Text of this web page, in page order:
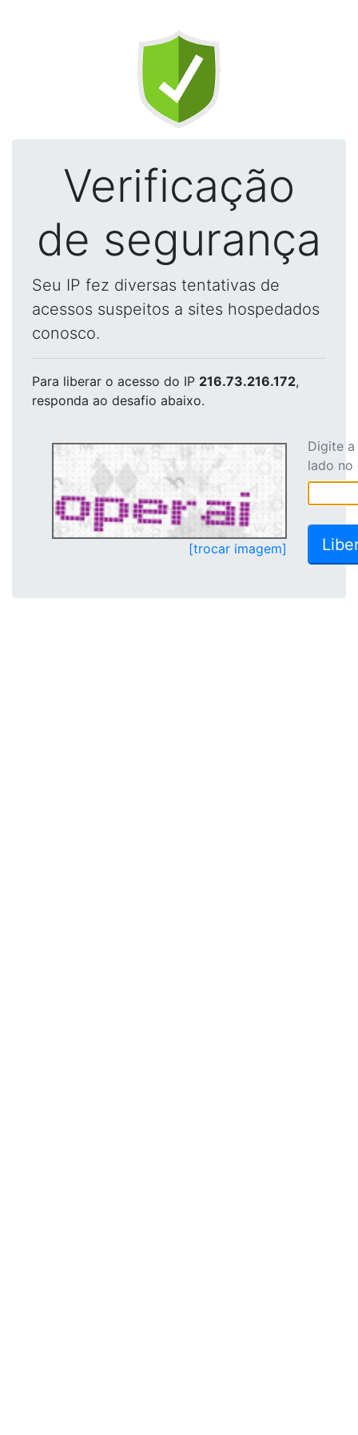
Verificação
de segurança
Seu IP fez diversas tentativas de
acessos suspeitos a sites hospedados
conosco.
Para liberar o acesso do IP 216.73.216.172,
responda ao desafio abaixo.
[trocar imagem]
Digite
lado no